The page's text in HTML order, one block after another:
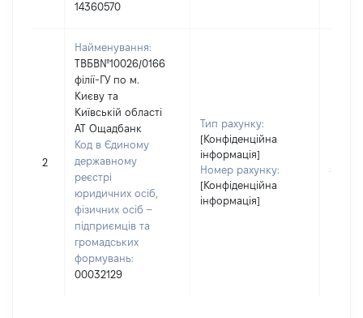
14360570
2
Найменування:
ТВБВ№10026/0166
філії-ГУ по м.
Києву та
Київській області
АТ Ощадбанк
Код в Єдиному
державному
реєстрі
юридичних осіб,
фізичних осіб –
підприємців та
громадських
формувань:
00032129
Тип рахунку:
[Конфіденційна
інформація]
Номер рахунку:
[Конфіденційна
інформація]